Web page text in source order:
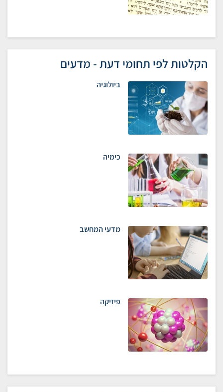
הקלטות לפי תחומי דעת - מדעים
ביולוגיה
כימיה
מדעי המחשב
פיזיקה